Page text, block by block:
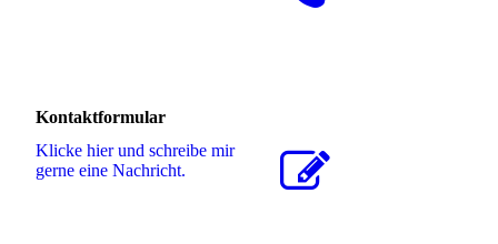
Kontaktformular
Klicke hier und schreibe mir
gerne eine Nachricht.